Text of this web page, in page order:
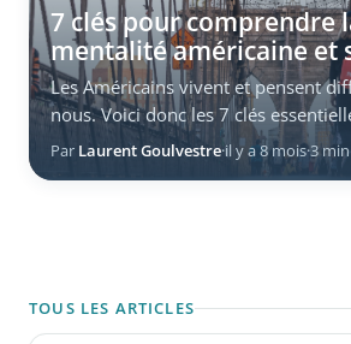
7 clés pour comprendre
mentalité américaine et
Les Américains vivent et pensent
nous. Voici donc les 7 clés
pour tisser ...
Par Laurent Goulvestre·il y a 8 mois·3 min
TOUS LES ARTICLES